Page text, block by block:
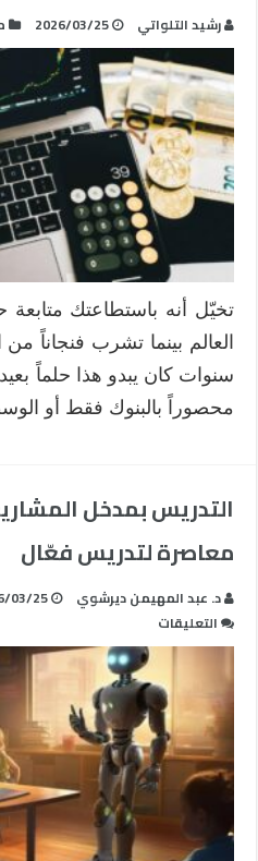
رشيد التلواتي 2026/03/25
تخيّل أنه باستطاعتك متابعة
سنوات كان يبدو هذا حلماً
محصوراً بالبنوك فقط أو
التدريس بمدخل
معاصرة لتدريس فعّال
د. عبد المهيمن ديرشوي 03/25
التعليقات
التدريس
بمدخل
المشاريع
الرقمية:
رؤية
معاصرة
لتدريس
فعّال
مغلقة